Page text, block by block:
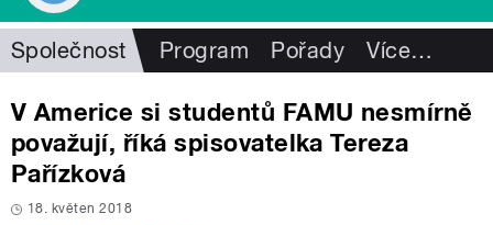
Společnost Program Pořady Více…
V Americe si studentů FAMU nesmírně
považují, říká spisovatelka Tereza
Pařízková
18. květen 2018